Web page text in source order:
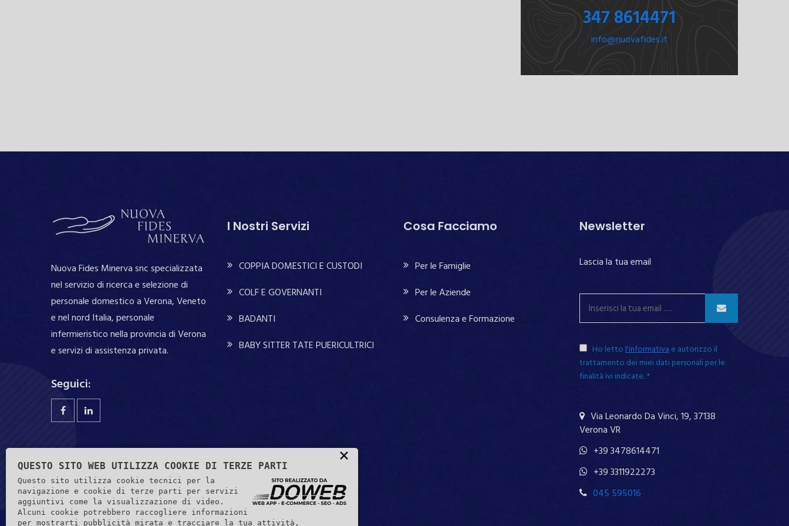
347 8614471
info@nuovafides.it
Nuova Fides Minerva snc specializzata
nel servizio di ricerca e selezione di
personale domestico a Verona, Veneto
e nel nord Italia, personale
infermieristico nella provincia di Verona
e servizi di assistenza privata.
Seguici:
I Nostri Servizi
COPPIA DOMESTICI E CUSTODI
COLF E GOVERNANTI
BADANTI
BABY SITTER TATE PUERICULTRICI
Cosa Facciamo
Per le Famiglie
Per le Aziende
Consulenza e Formazione
Newsletter
Lascia la tua email
Ho lettol'informativae autorizzo il
trattamento dei miei dati personali per le
finalità ivi indicate.*
Via Leonardo Da Vinci, 19, 37138
Verona VR
+39 3478614471
+39 3311922273
045 595016
×
QUESTO SITO WEB UTILIZZA COOKIE DI TERZE PARTI
Questo sito utilizza cookie tecnici per la
navigazione e cookie di terze parti per servizi
aggiuntivi come la visualizzazione di video.
Alcuni cookie potrebbero raccogliere informazioni
per mostrarti pubblicità mirata e tracciare la tua attività,